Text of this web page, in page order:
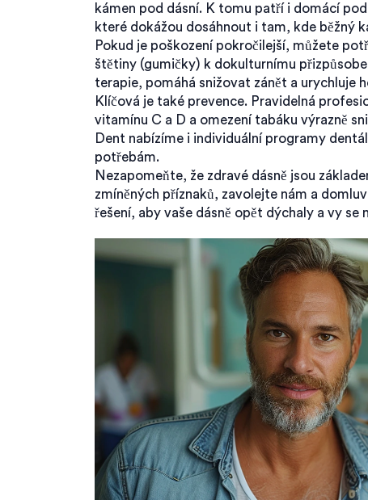
kámen pod dásní. K tomu patří i domácí
které dokážou dosáhnout i tam, kde běžný
Pokud je poškození pokročilejší, můžete
štětiny (gumičky) k dokulturnímu
terapie, pomáhá snižovat zánět a urychluje
Klíčová je také prevence. Pravidelná
vitamínu C a D a omezení tabáku výrazně
Dent nabízíme i individuální programy
potřebám.
Nezapomeňte, že zdravé dásně jsou
zmíněných příznaků, zavolejte nám a
řešení, aby vaše dásně opět dýchaly a vy se